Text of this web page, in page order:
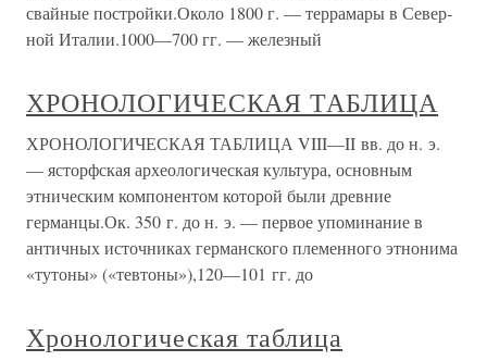
свайные постройки.Около 1800 г. — террамары в Север­
ной Италии.1000—700 гг. — железный
ХРОНОЛОГИЧЕСКАЯ ТАБЛИЦА
ХРОНОЛОГИЧЕСКАЯ ТАБЛИЦА VIII—II вв. до н. э.
— ясторфская археологическая культура, основным
этническим компонентом которой были древние
германцы.Ок. 350 г. до н. э. — первое упоминание в
античных источниках германского племенного этнонима
«тутоны» («тевтоны»),120—101 гг. до
Хронологическая таблица